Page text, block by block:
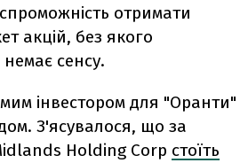
отримати
акцій, без якого
сенсу.
інвестором для "Оранти"
З'ясувалося, що за
Holding Corp стоїть